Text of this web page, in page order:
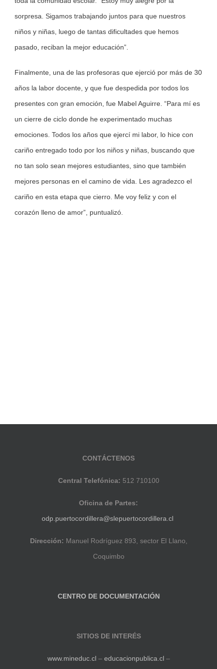
sorpresa. Sigamos trabajando juntos para que nuestros
niños y niñas, luego de tantas dificultades que hemos
pasado, reciban la mejor educación”.
Finalmente, una de las profesoras que ejerció por más de 30
años la labor docente, y que fue despedida por todos los
presentes con gran emoción, fue Mabel Aguirre. “Para mí es
un cierre de ciclo donde he experimentado muchas
emociones. Todos los años que ejercí mi labor, lo hice con
cariño entregado todo por los niños y niñas, buscando que
no tan solo sean mejores estudiantes, sino que también
mejores personas en el camino de vida. Les agradezco el
cariño en esta etapa que cierro. Me voy feliz y con el
corazón lleno de amor”, puntualizó.
CONTÁCTENOS
Central Telefónica: 512 710100
Oficina de Partes:
odp.puertocordillera@slepuertocordillera.cl
Dirección: Manuel Rodríguez 893, sector El Llano,
Coquimbo
CENTRO DE DOCUMENTACIÓN
SITIOS DE INTERÉS
www.mineduc.cl – educacionpublica.cl –